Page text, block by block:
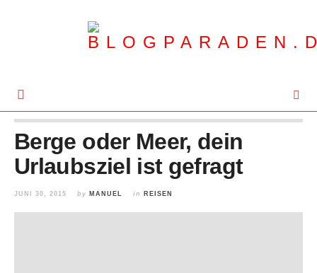
Berge oder Meer, dein
Urlaubsziel ist gefragt
JUNI 30, 2015 by MANUEL in REISEN